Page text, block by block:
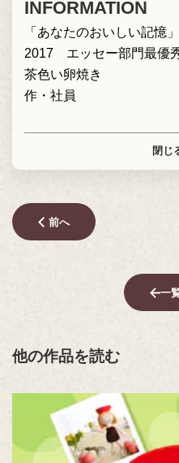
INFORMATION
「あなたのおいしい記憶
2017 エッセー部門最優
茶色い卵焼き
作・社員
閉じ
前へ
一
他の作品を読む